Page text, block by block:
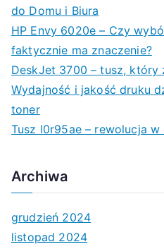
do Domu i Biura
HP Envy 6020e – Czy
faktycznie ma znaczenie?
DeskJet 3700 – tusz, który
Wydajność i jakość druku
toner
Tusz l0r95ae – rewolucja w
Archiwa
grudzień 2024
listopad 2024